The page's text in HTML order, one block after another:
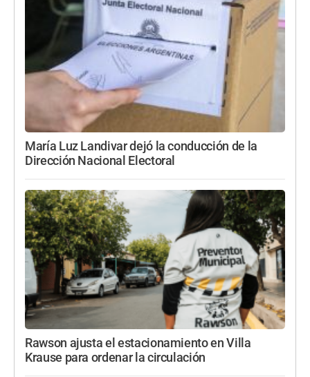
María Luz Landivar dejó la conducción de la
Dirección Nacional Electoral
Rawson ajusta el estacionamiento en Villa
Krause para ordenar la circulación